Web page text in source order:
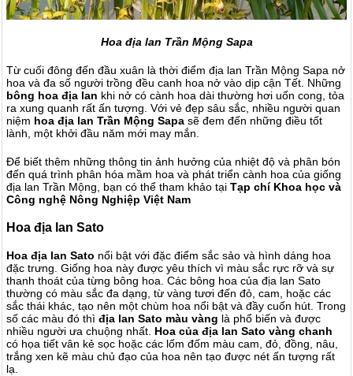
Hoa địa lan Trần Mộng Sapa
Từ cuối đông đến đầu xuân là thời điểm địa lan Trần Mộng Sapa nở
hoa và đa số người trồng đều canh hoa nở vào dịp cận Tết. Những
bông hoa địa lan khi nở có cành hoa dài thường hơi uốn cong, tỏa
ra xung quanh rất ấn tượng. Với vẻ đẹp sâu sắc, nhiều người quan
niệm hoa địa lan Trần Mộng Sapa sẽ đem đến những điều tốt
lành, một khởi đầu năm mới may mắn.
Để biết thêm những thông tin ảnh hưởng của nhiệt độ và phân bón
đến quá trình phân hóa mầm hoa và phát triển cành hoa của giống
địa lan Trần Mộng, bạn có thể tham khảo tại Tạp chí Khoa học và
Công nghệ Nông Nghiệp Việt Nam
Hoa địa lan Sato
Hoa địa lan Sato nổi bật với đặc điểm sắc sảo và hình dáng hoa
đặc trưng. Giống hoa này được yêu thích vì màu sắc rực rỡ và sự
thanh thoát của từng bông hoa. Các bông hoa của địa lan Sato
thường có màu sắc đa dạng, từ vàng tươi đến đỏ, cam, hoặc các
sắc thái khác, tạo nên một chùm hoa nổi bật và đầy cuốn hút. Trong
số các màu đó thì địa lan Sato màu vàng là phổ biến và được
nhiều người ưa chuộng nhất. Hoa của địa lan Sato vàng chanh
có họa tiết vân kẻ sọc hoặc các lốm đốm màu cam, đỏ, đồng, nâu,
trắng xen kẽ màu chủ đạo của hoa nên tạo được nét ấn tượng rất
lạ.